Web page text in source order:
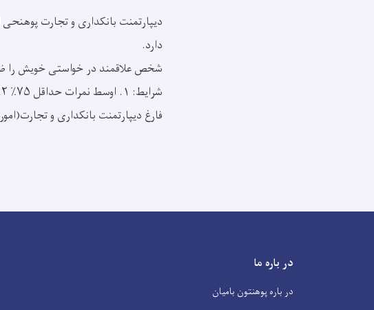
دیپارتمنت بانکداری و تجارت
دارد.
شخص علاقمند در خواستی خویش را ضم ترانسکريپت نمرات
شرایط: ۱. اوسط نمرات حداقل ۷۵٪ ۲. ترانسکريپت نمرات بیشتر از دو چانس نداشته باشد.
فارغ دیپارتمنت بانکداری و
در باره ما
در باره پوهنتون بامیان